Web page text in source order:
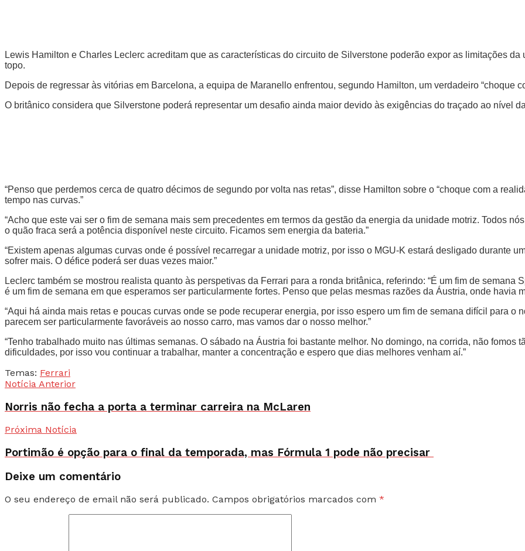
Lewis Hamilton e Charles Leclerc acreditam que as características do circuito de Silverstone poderão expor as limitações
topo.
Depois de regressar às vitórias em Barcelona, a equipa de Maranello enfrentou, segundo Hamilton, um verdadeiro “choque
O britânico considera que Silverstone poderá representar um desafio ainda maior devido às exigências do traçado ao nível
“Penso que perdemos cerca de quatro décimos de segundo por volta nas retas”, disse Hamilton sobre o “choque com a
tempo nas curvas.”
“Acho que este vai ser o fim de semana mais sem precedentes em termos da gestão da energia da unidade motriz. Todos
o quão fraca será a potência disponível neste circuito. Ficamos sem energia da bateria.”
“Existem apenas algumas curvas onde é possível recarregar a unidade motriz, por isso o MGU-K estará desligado durante
sofrer mais. O défice poderá ser duas vezes maior.”
Leclerc também se mostrou realista quanto às perspetivas da Ferrari para a ronda britânica, referindo: “É um fim de semana
é um fim de semana em que esperamos ser particularmente fortes. Penso que pelas mesmas razões da Áustria, onde havia
“Aqui há ainda mais retas e poucas curvas onde se pode recuperar energia, por isso espero um fim de semana difícil para o
parecem ser particularmente favoráveis ao nosso carro, mas vamos dar o nosso melhor.”
“Tenho trabalhado muito nas últimas semanas. O sábado na Áustria foi bastante melhor. No domingo, na corrida, não fomos
dificuldades, por isso vou continuar a trabalhar, manter a concentração e espero que dias melhores venham aí.”
Temas: Ferrari
Notícia Anterior
Norris não fecha a porta a terminar carreira na McLaren
Próxima Notícia
Portimão é opção para o final da temporada, mas Fórmula 1 pode não precisar
Deixe um comentário
O seu endereço de email não será publicado. Campos obrigatórios marcados com *